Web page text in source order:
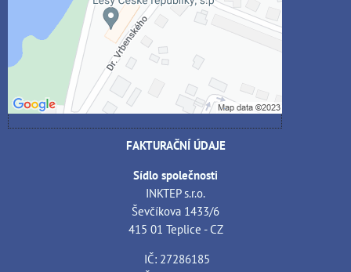
Povolit a zapamatovat - souhlas s druhem
cookie: Funkční
Otevřít obsah v novém okně
FAKTURAČNÍ ÚDAJE
Sídlo společnosti
INKTEP s.r.o.
Ševčíkova 1433/6
415 01 Teplice - CZ
IČ: 27286185